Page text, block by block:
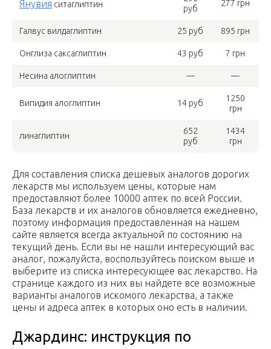
Янувия ситаглиптин
руб
277 грн
Галвус вилдаглиптин 25 руб 895 грн
Онглиза саксаглиптин 43 руб 7 грн
Несина алоглиптин — —
Випидия алоглиптин 14 руб
1250
грн
линаглиптин
652
руб
1434
грн
Для составления списка дешевых аналогов дорогих
лекарств мы используем цены, которые нам
предоставляют более 10000 аптек по всей России.
База лекарств и их аналогов обновляется ежедневно,
поэтому информация предоставленная на нашем
сайте является всегда актуальной по состоянию на
текущий день. Если вы не нашли интересующий вас
аналог, пожалуйста, воспользуйтесь поиском выше и
выберите из списка интересующее вас лекарство. На
странице каждого из них вы найдете все возможные
варианты аналогов искомого лекарства, а также
цены и адреса аптек в которых оно есть в наличии.
Джардинс: инструкция по